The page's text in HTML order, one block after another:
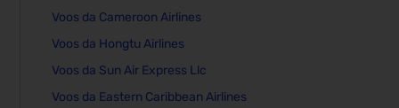
Voos da Cameroon Airlines
Voos da Hongtu Airlines
Voos da Sun Air Express Llc
Voos da Eastern Caribbean Airlines